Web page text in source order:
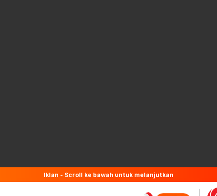
Iklan - Scroll ke bawah untuk melanjutkan